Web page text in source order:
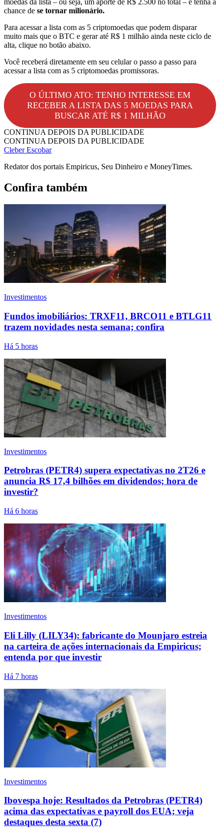
moedas da lista – ou seja, um aporte de R$ 2.500 no total – e tenha a
chance de se tornar milionário.
Para acessar a lista com as 5 criptomoedas que podem disparar
muito mais que o BTC e gerar até R$ 1 milhão ainda neste ciclo de
alta, clique no botão abaixo.
Você receberá diretamente em seu celular o passo a passo para
acessar a lista com as 5 criptomoedas promissoras.
O ÚLTIMO ATO: TENHO INTERESSE EM
RECEBER A LISTA DAS 5 MOEDAS PARA
BUSCAR ATÉ R$ 1 MILHÃO
CONTINUA DEPOIS DA PUBLICIDADE
CONTINUA DEPOIS DA PUBLICIDADE
Cleber Escobar
Redator dos portais Empiricus, Seu Dinheiro e MoneyTimes.
Confira também
Investimentos
Fundos imobiliários: TRXF11, BRCO11 e BTLG11
trazem novidades nesta semana; confira
Há 5 horas
Investimentos
Petrobras (PETR4) supera expectativas no 2T26 e
anuncia R$ 17,4 bilhões em dividendos; hora de
investir?
Há 6 horas
Investimentos
Eli Lilly (LILY34): fabricante do Mounjaro estreia
na carteira de ações internacionais da Empiricus;
entenda por que investir
Há 7 horas
Investimentos
Ibovespa hoje: Resultados da Petrobras (PETR4)
acima das expectativas e payroll dos EUA; veja
destaques desta sexta (7)